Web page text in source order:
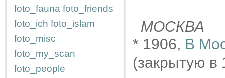
foto_fauna foto_friends
foto_ich foto_islam
foto_misc
foto_my_scan
foto_people
МОСКВА
* 1906, В
(закрытую в